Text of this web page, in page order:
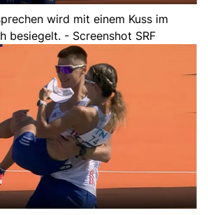
wird mit einem Kuss im
besiegelt. - Screenshot SRF